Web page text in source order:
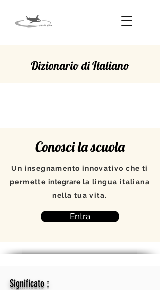
Dizionario di Italiano
Conosci la scuola
Un insegnamento innovativo che ti
permette integrare la lingua italiana
nella tua vita.
Entra
Significato: